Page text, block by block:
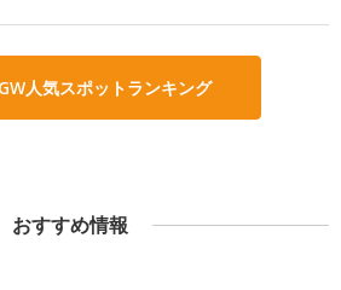
人気スポットランキング
おすすめ情報